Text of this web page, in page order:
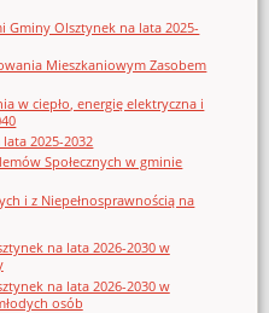
Gminy Olsztynek na lata 2025-
Mieszkaniowym Zasobem
w ciepło, energię elektryczna i
2025-2032
Społecznych w gminie
i z Niepełnosprawnością na
na lata 2026-2030 w
na lata 2026-2030 w
osób